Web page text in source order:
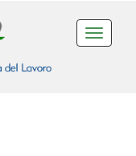
Toggle